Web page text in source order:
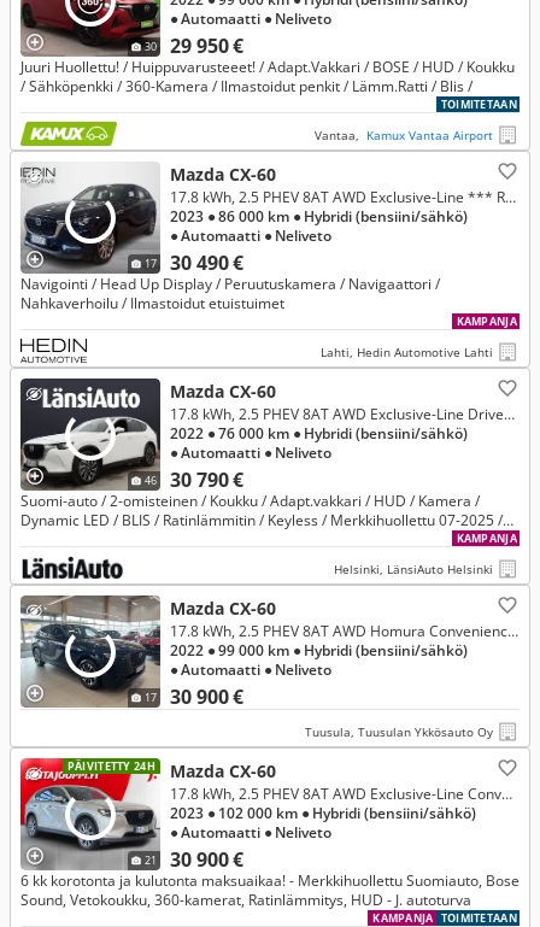
30 29 950 €
● Automaatti ● Neliveto
Juuri Huollettu! / Huippuvarusteeet! / Adapt.Vakkari / BOSE / HUD / Koukku
/ Sähköpenkki / 360-Kamera / Ilmastoidut penkit / Lämm.Ratti / Blis /
TOIMITETAAN
Vantaa, Kamux Vantaa Airport
17
Mazda CX-60
30 490 €
17.8 kWh, 2.5 PHEV 8AT AWD Exclusive-Line *** Rahoitustarjous 3.99% (+kulut)
2023 ● 86 000 km ● Hybridi (bensiini/sähkö)
● Automaatti ● Neliveto
Navigointi / Head Up Display / Peruutuskamera / Navigaattori /
Nahkaverhoilu / Ilmastoidut etuistuimet
KAMPANJA
Lahti, Hedin Automotive Lahti
46
Mazda CX-60
30 790 €
17.8 kWh, 2.5 PHEV 8AT AWD Exclusive-Line Driver Assistance
2022 ● 76 000 km ● Hybridi (bensiini/sähkö)
● Automaatti ● Neliveto
Suomi-auto / 2-omisteinen / Koukku / Adapt.vakkari / HUD / Kamera /
Dynamic LED / BLIS / Ratinlämmitin / Keyless / Merkkihuollettu 07-2025 /
KAMPANJA
Helsinki, LänsiAuto Helsinki
17
Mazda CX-60
30 900 €
17.8 kWh, 2.5 PHEV 8AT AWD Homura Convenience & Sound, Driver Assistance Nahkasisusta / Sähköluukku / Bose
2022 ● 99 000 km ● Hybridi (bensiini/sähkö)
● Automaatti ● Neliveto
Tuusula, Tuusulan Ykkösauto Oy
PÄIVITETTY 24H
21
Mazda CX-60
30 900 €
17.8 kWh, 2.5 PHEV 8AT AWD Exclusive-Line Convenience & Sound, Driver Assistance
2023 ● 102 000 km ● Hybridi (bensiini/sähkö)
● Automaatti ● Neliveto
6 kk korotonta ja kulutonta maksuaikaa! - Merkkihuollettu Suomiauto, Bose
Sound, Vetokoukku, 360-kamerat, Ratinlämmitys, HUD - J. autoturva
TOIMITETAAN
KAMPANJA